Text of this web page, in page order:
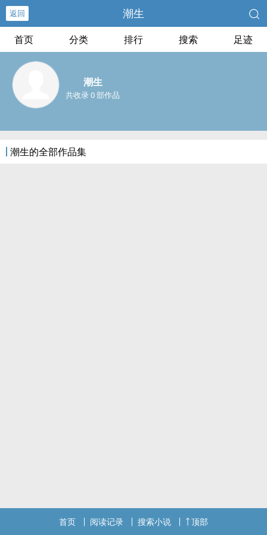
返回 潮生
首页 分类 排行 搜索 足迹
潮生
共收录 0 部作品
潮生的全部作品集
首页 阅读记录 搜索小说 顶部